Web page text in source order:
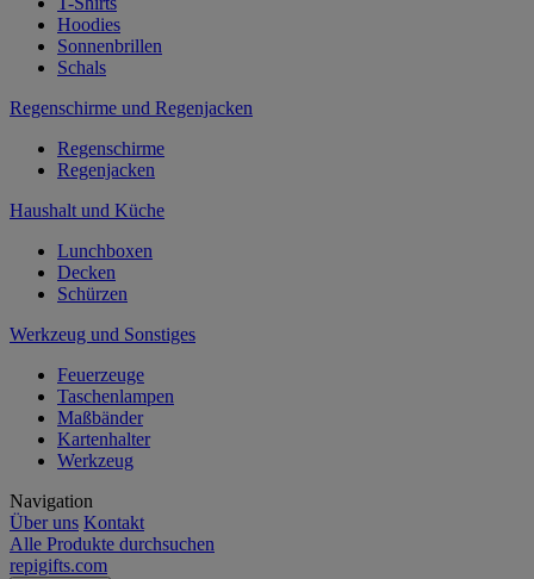
Hoodies
Sonnenbrillen
Schals
Regenschirme und Regenjacken
Regenschirme
Regenjacken
Haushalt und Küche
Lunchboxen
Decken
Schürzen
Werkzeug und Sonstiges
Feuerzeuge
Taschenlampen
Maßbänder
Kartenhalter
Werkzeug
Navigation
Über uns Kontakt
Alle Produkte durchsuchen
repigifts.com